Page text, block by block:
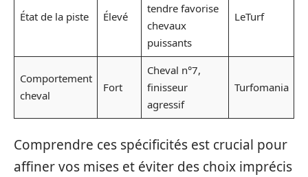
État de la piste Élevé
tendre favorise
chevaux
puissants
LeTurf
Comportement
cheval
Fort
Cheval n°7,
finisseur
agressif
Turfomania
Comprendre ces spécificités est crucial pour
affiner vos mises et éviter des choix imprécis